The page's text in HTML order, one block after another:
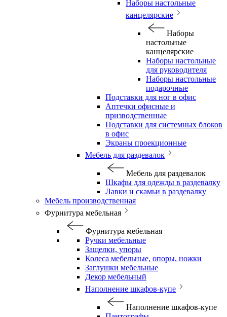
Наборы настольные
канцелярские
Наборы
настольные
канцелярские
Наборы настольные
для руководителя
Наборы настольные
подарочные
Подставки для ног в офис
Аптечки офисные и
призводственные
Подставки для системных блоков
в офис
Экраны проекционные
Мебель для раздевалок
Мебель для раздевалок
Шкафы для одежды в раздевалку
Лавки и скамьи в раздевалку
Мебель производственная
Фурнитура мебельная
Фурнитура мебельная
Ручки мебельные
Защелки, упоры
Колеса мебельные, опоры, ножки
Заглушки мебельные
Декор мебельный
Наполнение шкафов-купе
Наполнение шкафов-купе